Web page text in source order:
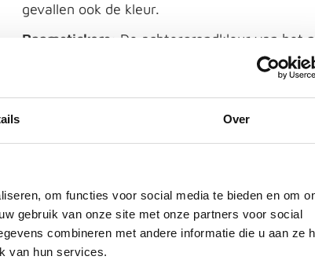
Over
om functies voor social media te bieden en om
gebruik van onze site met onze partners voor social
combineren met andere informatie die u aan ze
van hun services.
gevallen ook de kleur.
Raamstickers: De achtergrondkleur van het
Wil je iets aan laten passen? Neem dan even
Dan kijken we samen naar de mogelijkheden!
Wil je de bestelling sneller in huis hebben?
bestellen voor de optie ‘Op werkdagen binnen
verzonden’. Wij gaan dan sneller met je
dragen jouw bestelling binnen 1-2 werkdagen
bezorgservice.